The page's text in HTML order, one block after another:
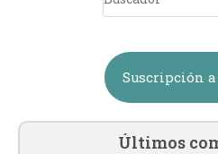
Suscripción
Últimos